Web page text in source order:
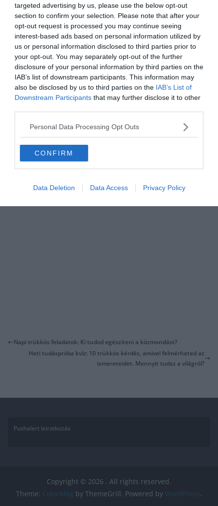
targeted advertising by us, please use the below opt-out
section to confirm your selection. Please note that after your
opt-out request is processed you may continue seeing
interest-based ads based on personal information utilized by
us or personal information disclosed to third parties prior to
your opt-out. You may separately opt-out of the further
disclosure of your personal information by third parties on the
IAB’s list of downstream participants. This information may
also be disclosed by us to third parties on the IAB’s List of
Downstream Participants that may further disclose it to other
Personal Data Processing Opt Outs
CONFIRM
Data Deletion Data Access Privacy Policy
Napi trükkös feladatok: Ki tudod egészíteni a közmondást?
Heti tudáspróba kvíz: 10 trükkös kérdés, amivel felmérheted az
ismereteidet. Mennyit tudsz a világról?
Pushalert leíratkozás
Copyright © 2026 . All rights reserved.
Theme: ColorMag by ThemeGrill. Powered by WordPress.